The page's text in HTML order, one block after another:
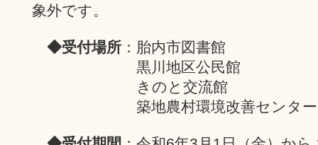
象外です。
◆受付場所 ：胎内市図書館
黒川地区公民館
きのと交流館
築地農村環境改善センター